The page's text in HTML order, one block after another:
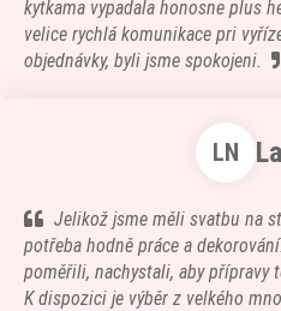
kytkama vypadala honosne plus
velice rychlá komunikace pri
objednávky, byli jsme spokojeni.
LN
Jelikož jsme měli svatbu na
potřeba hodně práce a
poměřili, nachystali, aby přípravy
K dispozici je výběr z velkého